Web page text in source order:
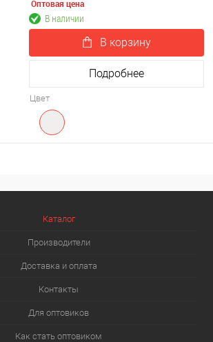
Оптовая цена
В наличии
В корзину
Подробнее
Цвет
Каталог
Производители
Доставка и оплата
Контакты
Для оптовиков
Как стать оптовиком